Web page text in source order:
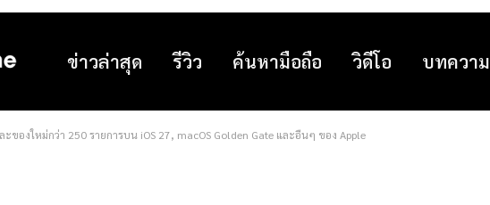
ข่าวล่าสุด รีวิว ค้นหามือถือ วิดีโอ บทความ
ะของใหม่กว่า 250 รายการบน iOS 27, macOS Golden Gate และอื่นๆ ของ Apple